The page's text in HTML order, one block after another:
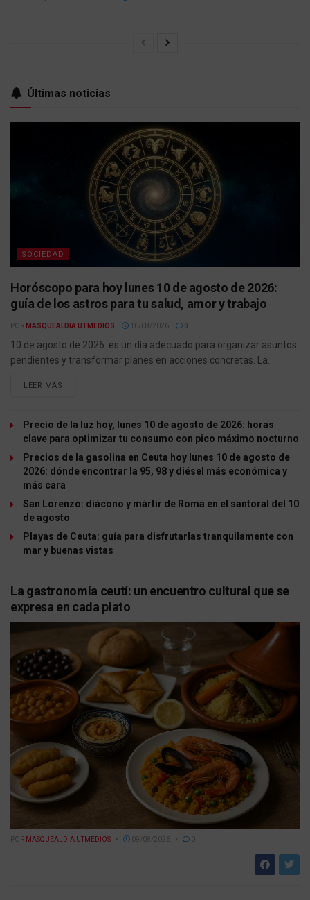
Últimas noticias
SOCIEDAD
Horóscopo para hoy lunes 10 de agosto de 2026:
guía de los astros para tu salud, amor y trabajo
POR MASQUEALDIA UTMEDIOS 10/08/2026
10 de agosto de 2026: es un día adecuado para organizar asuntos
pendientes y transformar planes en acciones concretas. La...
LEER MÁS
Precio de la luz hoy, lunes 10 de agosto de 2026: horas
clave para optimizar tu consumo con pico máximo nocturno
Precios de la gasolina en Ceuta hoy lunes 10 de agosto de
2026: dónde encontrar la 95, 98 y diésel más económica y
más cara
San Lorenzo: diácono y mártir de Roma en el santoral del 10
de agosto
Playas de Ceuta: guía para disfrutarlas tranquilamente con
mar y buenas vistas
La gastronomía ceutí: un encuentro cultural que se
expresa en cada plato
POR MASQUEALDIA UTMEDIOS 09/08/2026 0